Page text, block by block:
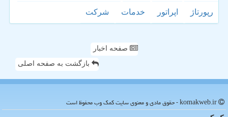
رپورتاژ اپراتور خدمات شركت
صفحه اخبار
بازگشت به صفحه اصلی